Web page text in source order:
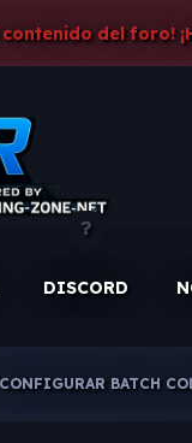
del foro!
CONFIGURAR BATCH
DISCORD